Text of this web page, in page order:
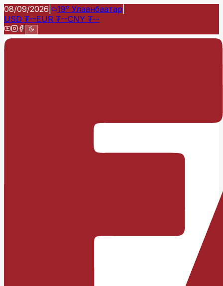
08/09/2026 19° Улаанбаатар
USD ₮--EUR ₮--CNY ₮--